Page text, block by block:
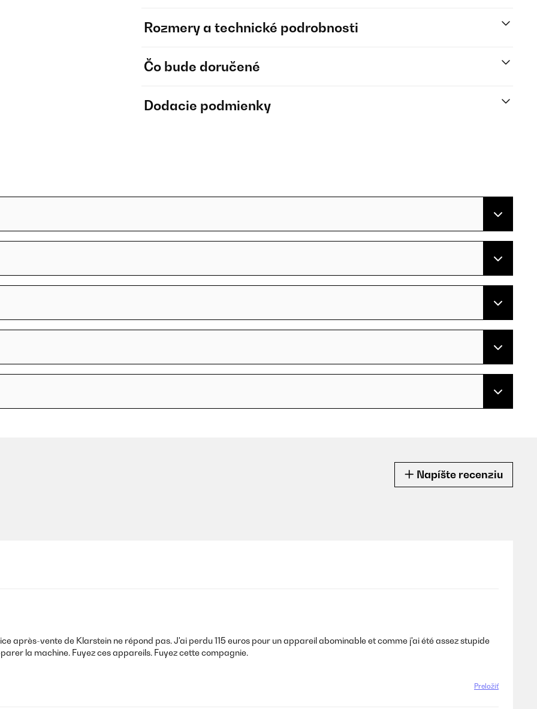
Rozmery a technické podrobnosti
Čo bude doručené
Dodacie podmienky
Napíšte recenziu
après-vente de Klarstein ne répond pas. J'ai perdu 115 euros pour un appareil abominable et comme j'ai été assez stupide
la machine. Fuyez ces appareils. Fuyez cette compagnie.
Preložiť